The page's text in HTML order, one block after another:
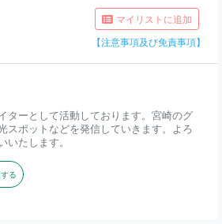
マイリストに追加
【注意事項及び免責事項】
ターとして活動しております。宮崎のグ
スポットなどを発信していきます。よろ
いたします。
る